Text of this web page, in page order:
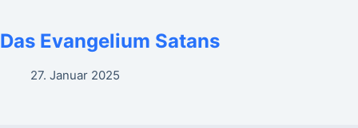
Das Evangelium Satans
27. Januar 2025